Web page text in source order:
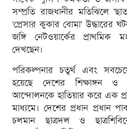
সম্প্রতি রাজধানীর মতিঝিলে
'প্রেসার কুকার বোমা' উদ্ধারের
জঙ্গি নেটওয়ার্কের প্রাথমিক
দেখছেন।
পরিকল্পনার চতুর্থ এবং
হয়েছে দেশের শিক্ষাঙ্গন ও
আন্দোলনকে হাতিয়ার করে এক
মাধ্যমে। দেশের প্রধান প্রধান
চলমান ছাত্রদল ও